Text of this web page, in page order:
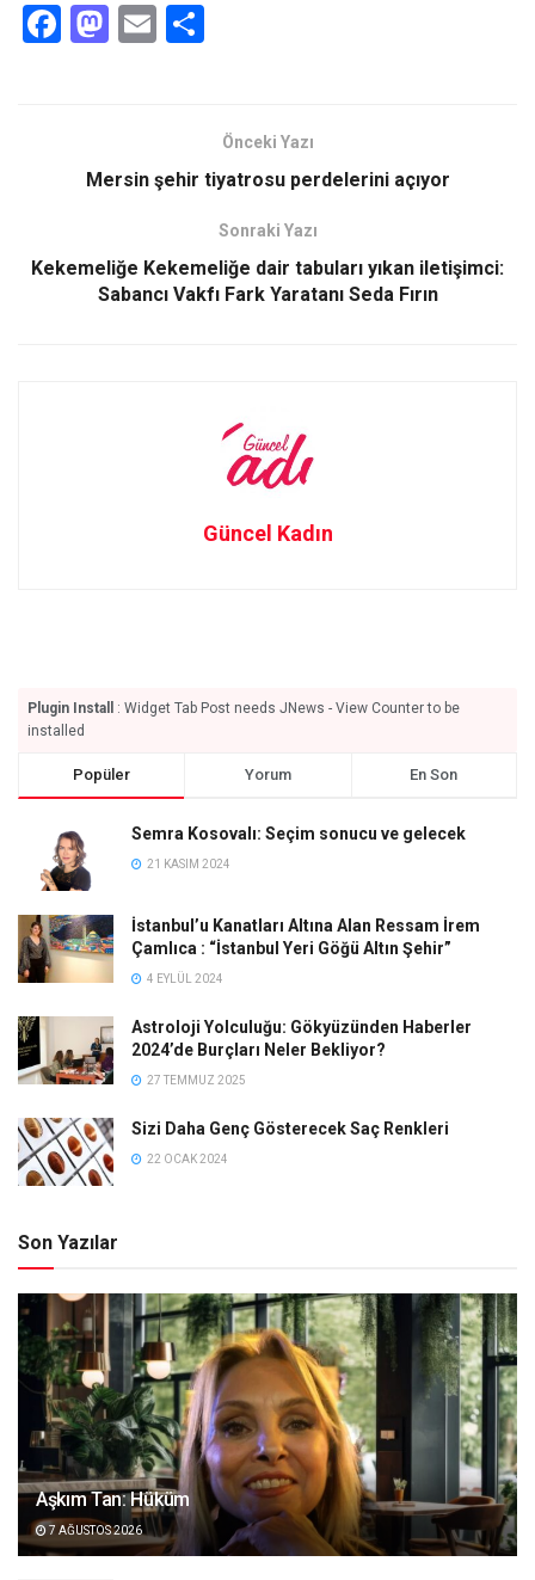
F
k
M
d
n
E
Önceki Yazı
Mersin şehir tiyatrosu perdelerini açıyor
Sonraki Yazı
Kekemeliğe Kekemeliğe dair tabuları yıkan iletişimci:
Sabancı Vakfı Fark Yaratanı Seda Fırın
Güncel Kadın
Plugin Install
: Widget Tab Post needs JNews - View Counter to be
installed
Popüler Yorum En Son
Semra Kosovalı: Seçim sonucu ve gelecek
21 KASIM 2024
İstanbul’u Kanatları Altına Alan Ressam İrem
Çamlıca : “İstanbul Yeri Göğü Altın Şehir”
4 EYLÜL 2024
Astroloji Yolculuğu: Gökyüzünden Haberler
2024’de Burçları Neler Bekliyor?
27 TEMMUZ 2025
Sizi Daha Genç Gösterecek Saç Renkleri
22 OCAK 2024
Son Yazılar
Aşkım Tan: Hüküm
7 AĞUSTOS 2026